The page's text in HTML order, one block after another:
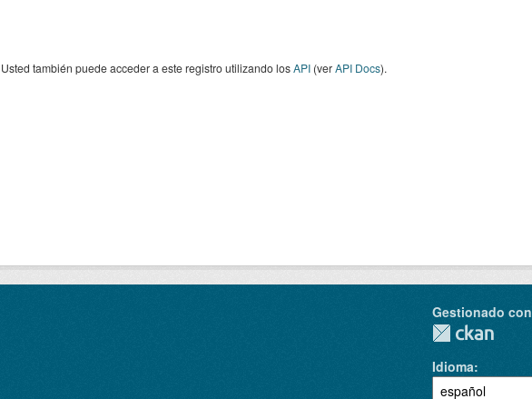
Usted también puede acceder a este registro utilizando losAPI(verAPI Docs).
Gestionado con
Idioma